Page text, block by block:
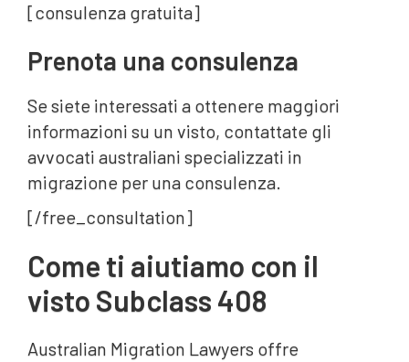
[consulenza gratuita]
Prenota una consulenza‍
Se siete interessati a ottenere maggiori
informazioni su un visto, contattate gli
avvocati australiani specializzati in
migrazione per una consulenza.
[/free_consultation]
Come ti aiutiamo con il
visto Subclass 408
Australian Migration Lawyers offre